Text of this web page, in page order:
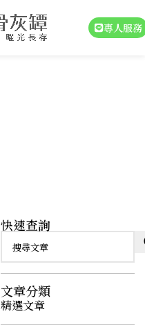
專人服務
快速查詢
文章分類
精選文章